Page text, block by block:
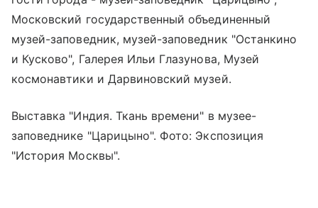
Московский государственный объединенный
музей-заповедник, музей-заповедник "Останкино
и Кусково", Галерея Ильи Глазунова, Музей
космонавтики и Дарвиновский музей.
Выставка "Индия. Ткань времени" в музее-
заповеднике "Царицыно". Фото: Экспозиция
"История Москвы".